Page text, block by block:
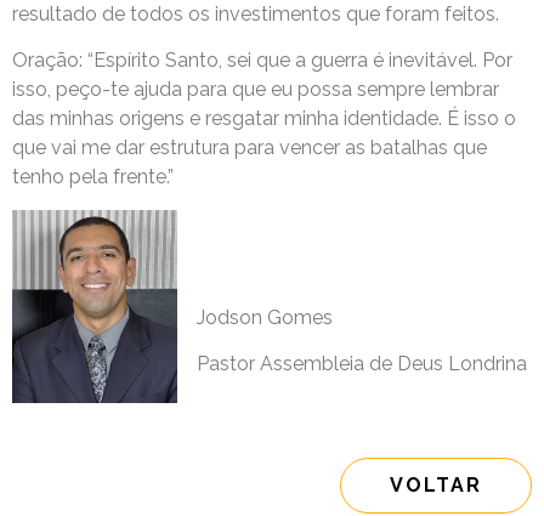
resultado de todos os investimentos que foram feitos.
Oração: “Espírito Santo, sei que a guerra é inevitável. Por
isso, peço-te ajuda para que eu possa sempre lembrar
das minhas origens e resgatar minha identidade. É isso o
que vai me dar estrutura para vencer as batalhas que
tenho pela frente.”
Jodson Gomes
Pastor Assembleia de Deus Londrina
VOLTAR